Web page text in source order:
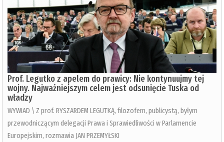
Prof. Legutko z apelem do prawicy: Nie kontynuujmy tej
wojny. Najważniejszym celem jest odsunięcie Tuska od
władzy
WYWIAD \ Z prof. RYSZARDEM LEGUTKĄ, filozofem, publicystą, byłym
przewodniczącym delegacji Prawa i Sprawiedliwości w Parlamencie
Europejskim, rozmawia JAN PRZEMYŁSKI